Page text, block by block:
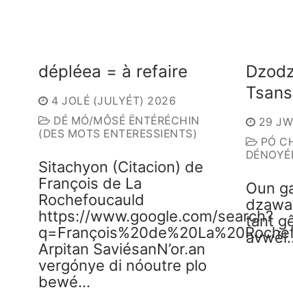
dépléea = à refaire
4 JOLÉ (JULYÉT) 2026
DÉ MÓ/MÔSÉ ËNTÉRÉCHIN
(DES MOTS ENTERESSIENTS)
Sitachyon (Citacion) de
François de La
Rochefoucauld
https://www.google.com/search?
Arpitan SaviésanN’or.an
vergónye di nóoutre plo
bewé…
29
PÓ
Oun
tant